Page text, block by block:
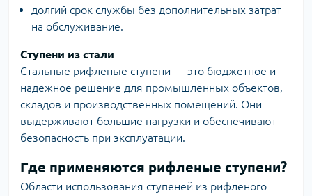
долгий срок службы без дополнительных затрат
на обслуживание.
Ступени из стали
Стальные рифленые ступени — это бюджетное и
надежное решение для промышленных объектов,
складов и производственных помещений. Они
выдерживают большие нагрузки и обеспечивают
безопасность при эксплуатации.
Где применяются рифленые ступени?
Области использования ступеней из рифленого